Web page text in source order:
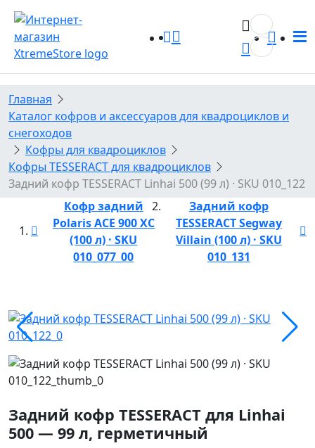
Главная
Каталог кофров и аксессуаров для квадроциклов и
снегоходов
Кофры для квадроциклов
Кофры TESSERACT для квадроциклов
Задний кофр TESSERACT Linhai 500 (99 л) · SKU 010_122
Кофр задний
Polaris ACE 900 XC
(100 л) · SKU
010_077_00
Задний кофр
TESSERACT Segway
Villain (100 л) · SKU
010_131
Задний кофр TESSERACT для Linhai
500 — 99 л, герметичный